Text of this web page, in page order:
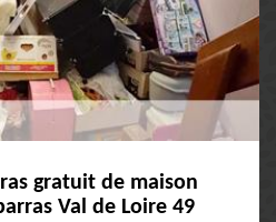
gratuit de maison
Val de Loire 49